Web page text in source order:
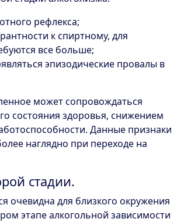
рефлекса;
к спиртному, для
все больше;
эпизодические провалы в
может сопровождаться
состояния здоровья, снижением
Данные признаки
наглядно при переходе на
стадии.
очевидна для близкого окружения
этапе алкогольной зависимости